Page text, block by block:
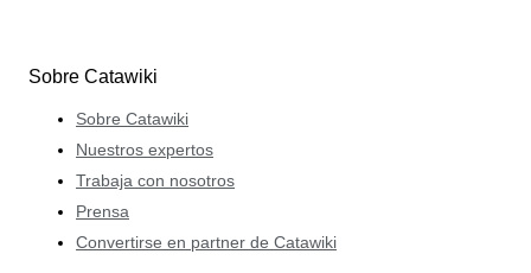
Sobre Catawiki
Sobre Catawiki
Nuestros expertos
Trabaja con nosotros
Prensa
Convertirse en partner de Catawiki